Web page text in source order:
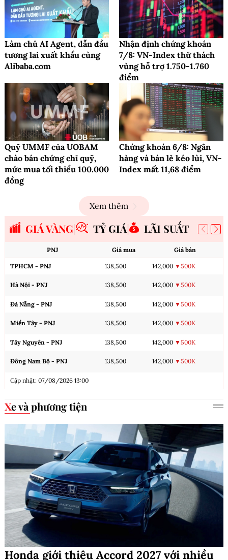
Làm chủ AI Agent, dẫn đầu
tương lai xuất khẩu cùng
Alibaba.com
Nhận định chứng khoán
7/8: VN-Index thử thách
vùng hỗ trợ 1.750-1.760
điểm
Quỹ UMMF của UOBAM
chào bán chứng chỉ quỹ,
mức mua tối thiểu 100.000
đồng
Chứng khoán 6/8: Ngân
hàng và bán lẻ kéo lùi, VN-
Index mất 11,68 điểm
Xem thêm
GIÁ VÀNG TỶ GIÁ LÃI SUẤT
PNJ Giá mua Giá bán
TPHCM - PNJ 138,500 142,000 ▼500K
Hà Nội - PNJ 138,500 142,000 ▼500K
Đà Nẵng - PNJ 138,500 142,000 ▼500K
Miền Tây - PNJ 138,500 142,000 ▼500K
Tây Nguyên - PNJ 138,500 142,000 ▼500K
Đông Nam Bộ - PNJ 138,500 142,000 ▼500K
Cập nhật: 07/08/2026 13:00
Xe và phương tiện
Honda giới thiệu Accord 2027 với nhiều